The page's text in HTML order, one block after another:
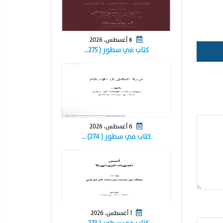
كتاب في سطور ( ٢٧٥…
كتاب في سطور ( ٢٧٤) …
1 أغسطس، 2026